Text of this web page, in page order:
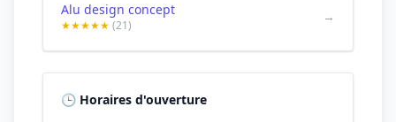
Alu design concept
★★★★★ (21)
→
🕒 Horaires d'ouverture